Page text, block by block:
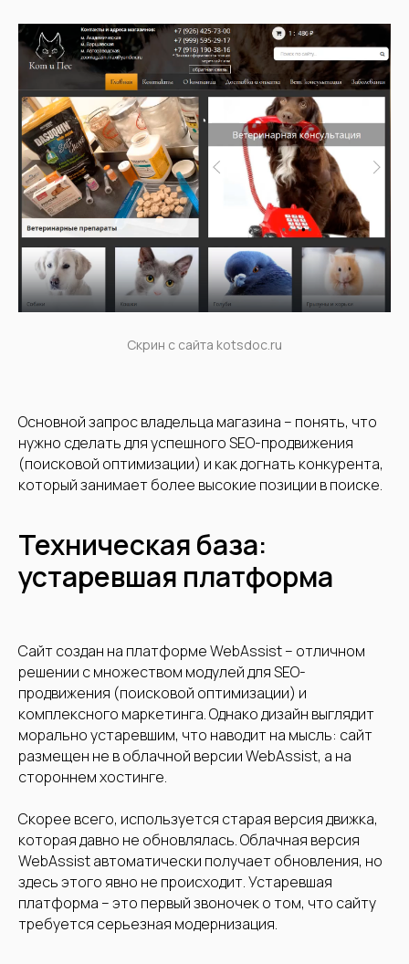
Скрин с сайта kotsdoc.ru
Основной запрос владельца магазина – понять, что
нужно сделать для успешного SEO-продвижения
(поисковой оптимизации) и как догнать конкурента,
который занимает более высокие позиции в поиске.
Техническая база:
устаревшая платформа
Сайт создан на платформе WebAssist – отличном
решении с множеством модулей для SEO-
продвижения (поисковой оптимизации) и
комплексного маркетинга. Однако дизайн выглядит
морально устаревшим, что наводит на мысль: сайт
размещен не в облачной версии WebAssist, а на
стороннем хостинге.
Скорее всего, используется старая версия движка,
которая давно не обновлялась. Облачная версия
WebAssist автоматически получает обновления, но
здесь этого явно не происходит. Устаревшая
платформа – это первый звоночек о том, что сайту
требуется серьезная модернизация.